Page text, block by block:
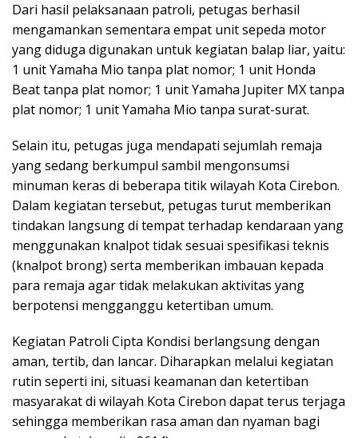
Dari hasil pelaksanaan patroli, petugas berhasil
mengamankan sementara empat unit sepeda motor
yang diduga digunakan untuk kegiatan balap liar, yaitu:
1 unit Yamaha Mio tanpa plat nomor; 1 unit Honda
Beat tanpa plat nomor; 1 unit Yamaha Jupiter MX tanpa
plat nomor; 1 unit Yamaha Mio tanpa surat-surat.
Selain itu, petugas juga mendapati sejumlah remaja
yang sedang berkumpul sambil mengonsumsi
minuman keras di beberapa titik wilayah Kota Cirebon.
Dalam kegiatan tersebut, petugas turut memberikan
tindakan langsung di tempat terhadap kendaraan yang
menggunakan knalpot tidak sesuai spesifikasi teknis
(knalpot brong) serta memberikan imbauan kepada
para remaja agar tidak melakukan aktivitas yang
berpotensi mengganggu ketertiban umum.
Kegiatan Patroli Cipta Kondisi berlangsung dengan
aman, tertib, dan lancar. Diharapkan melalui kegiatan
rutin seperti ini, situasi keamanan dan ketertiban
masyarakat di wilayah Kota Cirebon dapat terus terjaga
sehingga memberikan rasa aman dan nyaman bagi